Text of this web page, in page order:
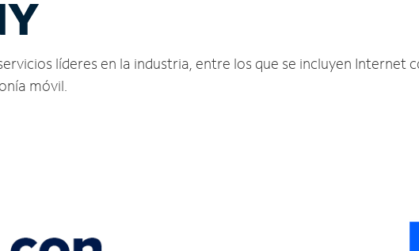
líderes en la industria, entre los que se incluyen Internet
móvil.